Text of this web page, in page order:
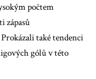
počtem
zápasů
také tendenci
gólů v této